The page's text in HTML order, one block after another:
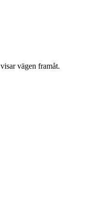
visar vägen framåt.